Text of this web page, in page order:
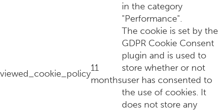
in the category
"Performance".
viewed_cookie_policy
11
months
The cookie is set by the
GDPR Cookie Consent
plugin and is used to
store whether or not
user has consented to
the use of cookies. It
does not store any